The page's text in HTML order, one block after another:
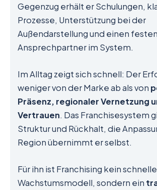
Gegenzug erhält er Schulungen,
Prozesse, Unterstützung bei der
Außendarstellung und einen festen
Ansprechpartner im System.
Im Alltag zeigt sich schnell: Der
weniger von der Marke ab als von
Präsenz, regionaler Vernetzung
Vertrauen. Das Franchisesystem
Struktur und Rückhalt, die
Region übernimmt er selbst.
Für ihn ist Franchising kein
Wachstumsmodell, sondern ein